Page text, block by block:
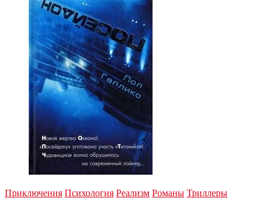
Приключения Психология Реализм Романы Триллеры